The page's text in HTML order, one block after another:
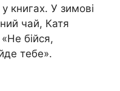
книгах. У зимові
чай, Катя
бійся,
тебе».